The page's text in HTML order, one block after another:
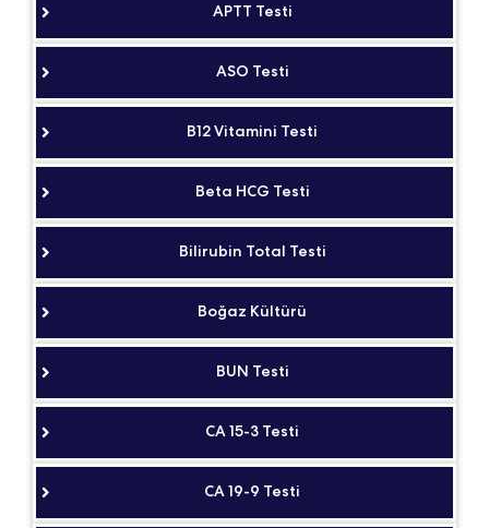
APTT Testi
ASO Testi
B12 Vitamini Testi
Beta HCG Testi
Bilirubin Total Testi
Boğaz Kültürü
BUN Testi
CA 15-3 Testi
CA 19-9 Testi